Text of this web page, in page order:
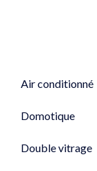
Air conditionné
Domotique
Double vitrage